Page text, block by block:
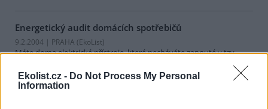
Ekolist.cz - Do Not Process My Personal
Information
Energetický audit domácích spotřebičů
9.2.2004 | PRAHA (EkoList)
Máte doma elektrické přístroje, které necháváte zapnuté v tzv.
spotřebujete a zaplatíte nemálo elektrické energie.